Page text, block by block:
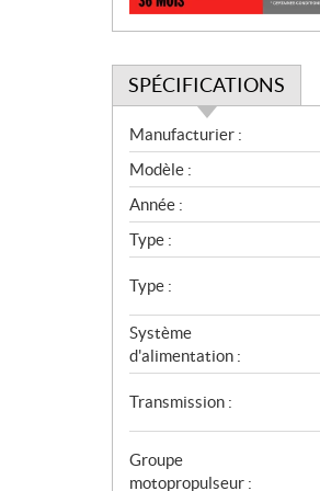
SPÉCIFICATIONS
S
p
é
c
i
f
i
a
t
i
o
Manufacturier :
Modèle :
Année :
Type :
Type :
Système
d'alimentation :
Transmission :
Groupe
motopropulseur :